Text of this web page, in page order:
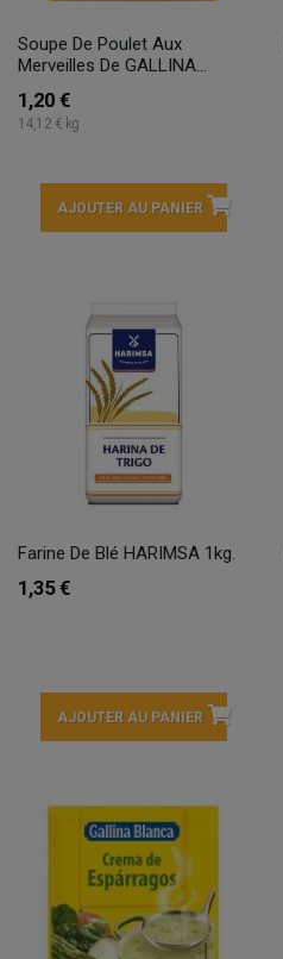
Soupe De Poulet Aux
Merveilles De GALLINA...
1,20 €
14,12 € kg
AJOUTER AU PANIER
Farine De Blé HARIMSA 1kg.
1,35 €
AJOUTER AU PANIER